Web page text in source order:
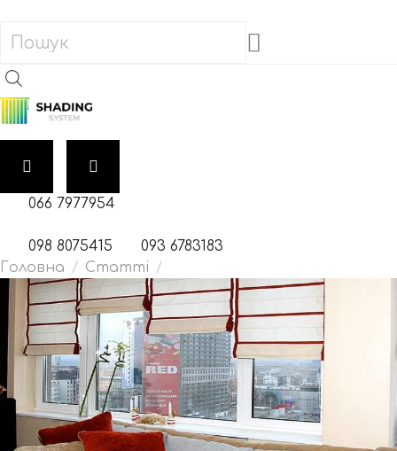
066 7977954
098 8075415
093 6783183
Головна
Статті